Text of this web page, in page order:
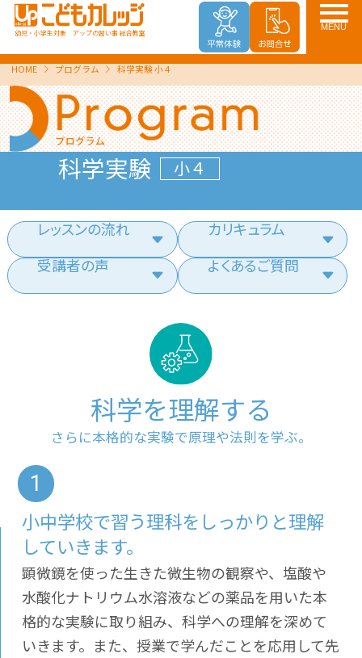
幼児・小学生対象 アップの習い事 総合教室
MENU
HOME プログラム 科学実験 小４
科学実験 小４
レッスンの流れ
カリキュラム
受講者の声
よくあるご質問
科学を理解する
さらに本格的な実験で原理や法則を学ぶ。
小中学校で習う理科をしっかりと理解
していきます。
顕微鏡を使った生きた微生物の観察や、塩酸や
水酸化ナトリウム水溶液などの薬品を用いた本
格的な実験に取り組み、科学への理解を深めて
いきます。また、授業で学んだことを応用して先